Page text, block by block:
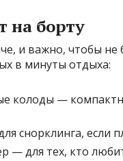
на борту
и важно, чтобы не
в минуты отдыха:
колоды —
снорклинга, если
— для тех, кто